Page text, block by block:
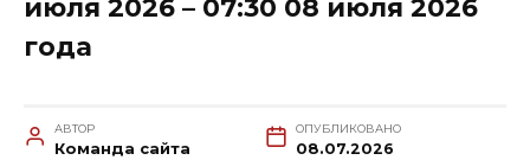
июля 2026 – 07:30 08 июля 2026
года
АВТОР
Команда сайта
ОПУБЛИКОВАНО
08.07.2026